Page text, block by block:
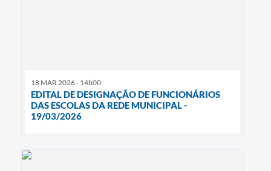
18 MAR 2026 - 14h00
EDITAL DE DESIGNAÇÃO DE FUNCIONÁRIOS
DAS ESCOLAS DA REDE MUNICIPAL -
19/03/2026